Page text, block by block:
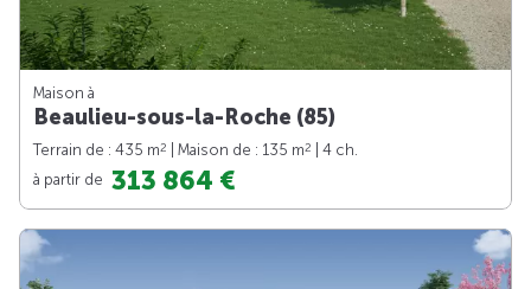
Maison à
Beaulieu-sous-la-Roche (85)
Terrain de : 435 m2 | Maison de : 135 m2
| 4 ch.
à partir de 313 864 €